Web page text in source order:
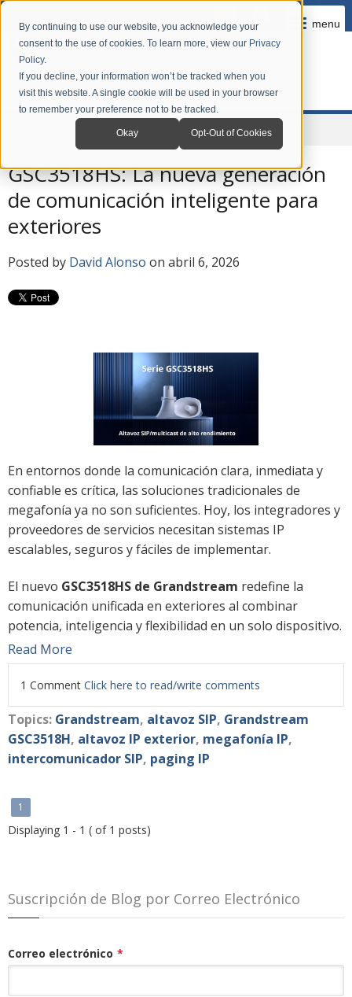
By continuing to use our website, you acknowledge your
consent to the use of cookies. To learn more, view our Privacy
Policy.
If you decline, your information won’t be tracked when you
visit this website. A single cookie will be used in your browser
to remember your preference not to be tracked.
Okay Opt-Out of Cookies
menu
News Blog en Español
GSC3518HS: La nueva generación
de comunicación inteligente para
exteriores
Posted by David Alonso on abril 6, 2026
En entornos donde la comunicación clara, inmediata y
confiable es crítica, las soluciones tradicionales de
megafonía ya no son suficientes. Hoy, los integradores y
proveedores de servicios necesitan sistemas IP
escalables, seguros y fáciles de implementar.
El nuevo GSC3518HS de Grandstream redefine la
comunicación unificada en exteriores al combinar
potencia, inteligencia y flexibilidad en un solo dispositivo.
Read More
1 Comment Click here to read/write comments
Topics: Grandstream, altavoz SIP, Grandstream
GSC3518H, altavoz IP exterior, megafonía IP,
intercomunicador SIP, paging IP
1
Displaying 1 - 1 ( of 1 posts)
Suscripción de Blog por Correo Electrónico
Correo electrónico *